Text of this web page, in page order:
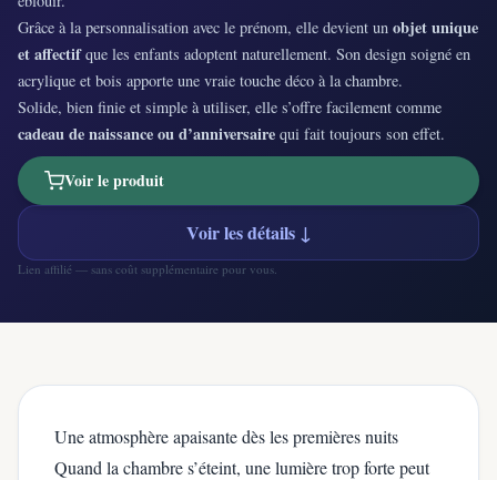
Grâce à la personnalisation avec le prénom, elle devient un objet unique
et affectifque les enfants adoptent naturellement. Son design soigné en
acrylique et bois apporte une vraie touche déco à la chambre.
Solide, bien finie et simple à utiliser, elle s’offre facilement comme
cadeau de naissance ou d’anniversaire qui fait toujours son effet.
Voir le produit
Voir les détails ↓
Lien affilié — sans coût supplémentaire pour vous.
Une atmosphère apaisante dès les premières nuits
Quand la chambre s’éteint, une lumière trop forte peut